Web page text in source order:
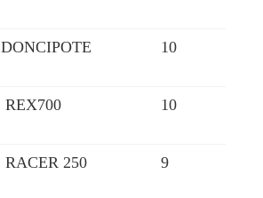
DONCIPOTE 10
REX700 10
RACER 250 9